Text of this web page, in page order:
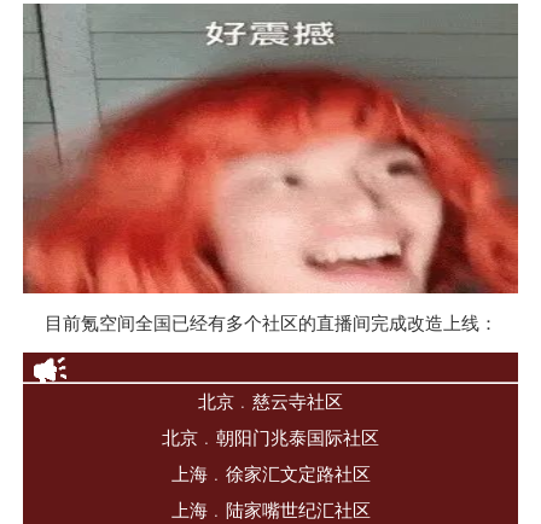
目前氪空间全国已经有多个社区的直播间完成改造上线：
北京﹒慈云寺社区
北京﹒朝阳门兆泰国际社区
上海﹒徐家汇文定路社区
上海﹒陆家嘴世纪汇社区